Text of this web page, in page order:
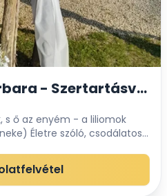
-
s ő az enyém - a liliomok
Életre szóló, csodálatos
-
- abban...